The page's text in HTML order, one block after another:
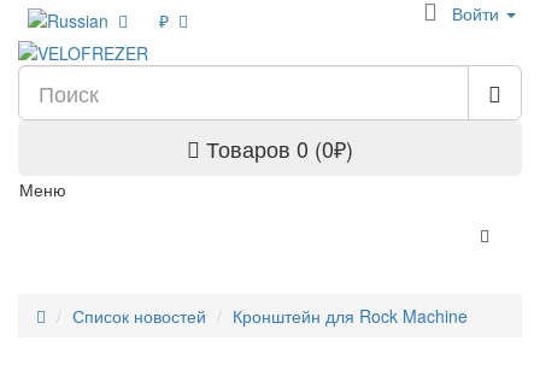
₽ Войти
Товаров 0 (0₽)
Меню
Список новостей Кронштейн для Rock Machine